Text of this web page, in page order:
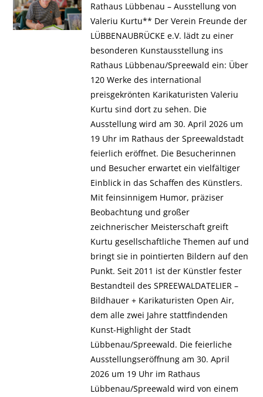
Rathaus Lübbenau – Ausstellung von
Valeriu Kurtu** Der Verein Freunde der
LÜBBENAUBRÜCKE e.V. lädt zu einer
besonderen Kunstausstellung ins
Rathaus Lübbenau/Spreewald ein: Über
120 Werke des international
preisgekrönten Karikaturisten Valeriu
Kurtu sind dort zu sehen. Die
Ausstellung wird am 30. April 2026 um
19 Uhr im Rathaus der Spreewaldstadt
feierlich eröffnet. Die Besucherinnen
und Besucher erwartet ein vielfältiger
Einblick in das Schaffen des Künstlers.
Mit feinsinnigem Humor, präziser
Beobachtung und großer
zeichnerischer Meisterschaft greift
Kurtu gesellschaftliche Themen auf und
bringt sie in pointierten Bildern auf den
Punkt. Seit 2011 ist der Künstler fester
Bestandteil des SPREEWALDATELIER –
Bildhauer + Karikaturisten Open Air,
dem alle zwei Jahre stattfindenden
Kunst-Highlight der Stadt
Lübbenau/Spreewald. Die feierliche
Ausstellungseröffnung am 30. April
2026 um 19 Uhr im Rathaus
Lübbenau/Spreewald wird von einem